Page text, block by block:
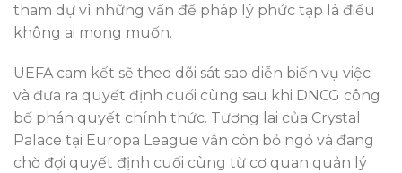
tham dự vì những vấn đề pháp lý phức tạp là điều
không ai mong muốn.
UEFA cam kết sẽ theo dõi sát sao diễn biến vụ việc
và đưa ra quyết định cuối cùng sau khi DNCG công
bố phán quyết chính thức. Tương lai của Crystal
Palace tại Europa League vẫn còn bỏ ngỏ và đang
chờ đợi quyết định cuối cùng từ cơ quan quản lý